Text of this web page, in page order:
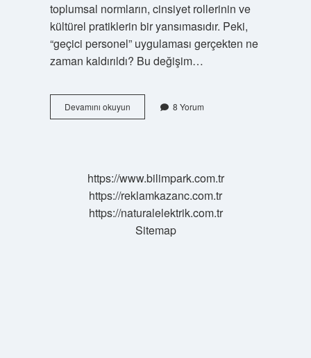
toplumsal normların, cinsiyet rollerinin ve
kültürel pratiklerin bir yansımasıdır. Peki,
“geçici personel” uygulaması gerçekten ne
zaman kaldırıldı? Bu değişim…
Devamını okuyunGeçici
personel
8 Yorum
https://www.bilimpark.com.tr
https://reklamkazanc.com.tr
https://naturalelektrik.com.tr
Sitemap